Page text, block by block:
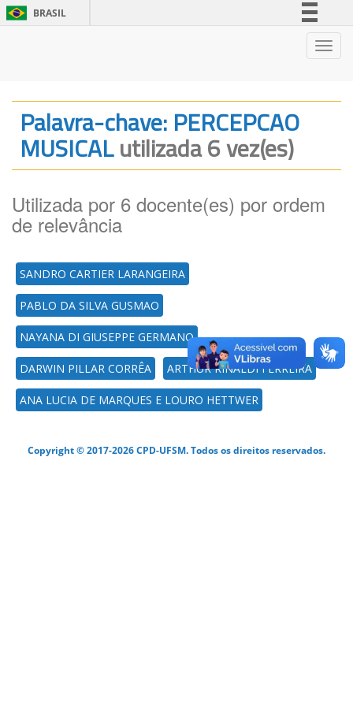
BRASIL
Legislação
Canais
Palavra-chave: PERCEPCAO
MUSICALutilizada 6 vez(es)
Utilizada por 6 docente(es) por ordem
de relevância
SANDRO CARTIER LARANGEIRA
PABLO DA SILVA GUSMAO
NAYANA DI GIUSEPPE GERMANO
DARWIN PILLAR CORRÊA ARTHUR RINALDI FERREIRA
ANA LUCIA DE MARQUES E LOURO HETTWER
Copyright © 2017-2026 CPD-UFSM. Todos os direitos reservados.